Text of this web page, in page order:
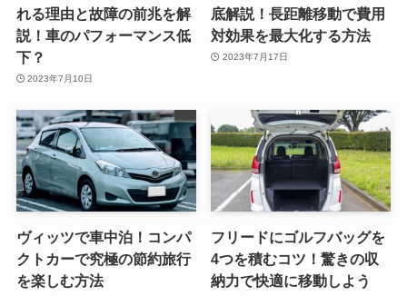
れる理由と故障の前兆を解
説！車のパフォーマンス低
下？
2023年7月10日
底解説！長距離移動で費用
対効果を最大化する方法
2023年7月17日
ヴィッツで車中泊！コンパ
クトカーで究極の節約旅行
を楽しむ方法
フリードにゴルフバッグを
4つを積むコツ！驚きの収
納力で快適に移動しよう